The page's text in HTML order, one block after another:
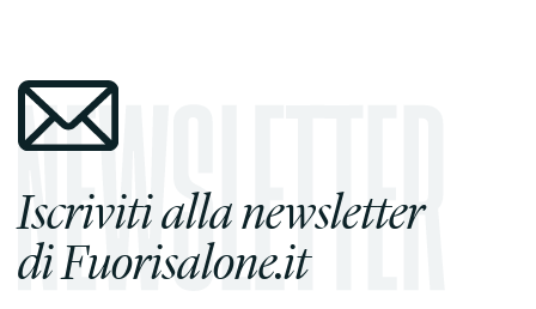
Iscriviti alla newsletter
di Fuorisalone.it